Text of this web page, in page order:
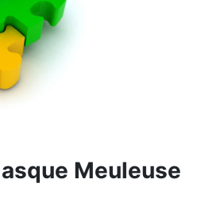
Meuleuse